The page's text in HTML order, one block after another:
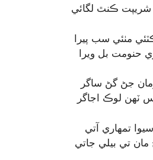
ڪنٿ لگائي
مٺئي سب پيرا
حنومت بل ويرا
جڻ گڻ ساگر
ٽهن لوڪ اجاگر
تمهاري آتي
تي بيلي جاتي